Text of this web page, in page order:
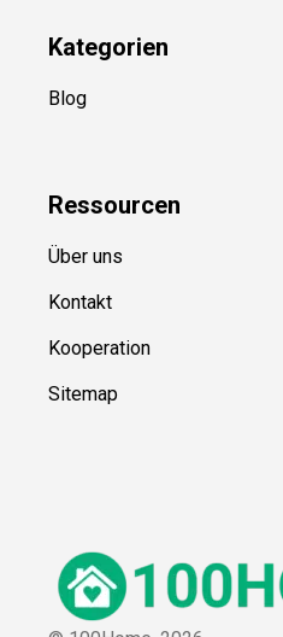
Kategorien
Blog
Ressourcen
Über uns
Kontakt
Kooperation
Sitemap